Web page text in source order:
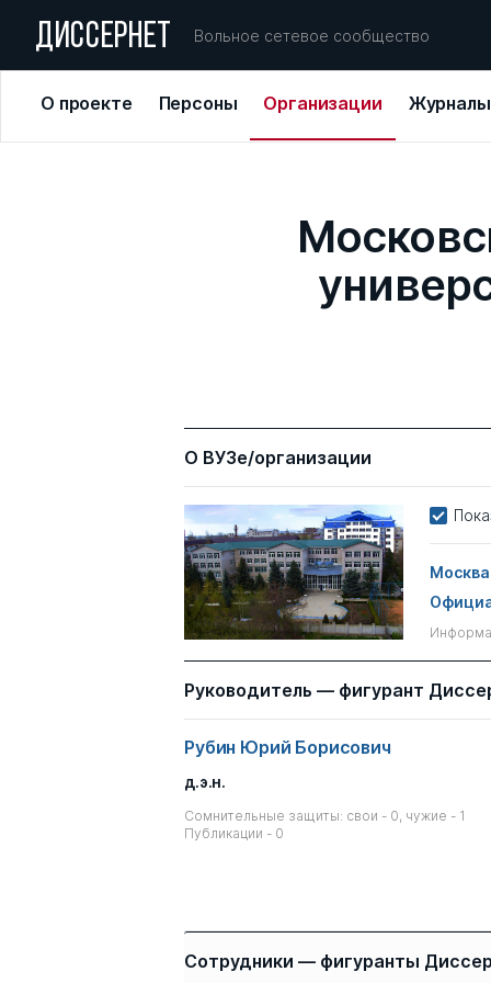
ДИССЕРНЕТ Вольное сетевое сообщество
О проекте Персоны Организации Журналы
О ВУЗе/организации
Москва
Руководитель — фигурант
Рубин Юрий Борисович
д.э.н.
Сомнительные защиты: свои - 0, чужие - 1
Публикации - 0
Сотрудники — фигуранты